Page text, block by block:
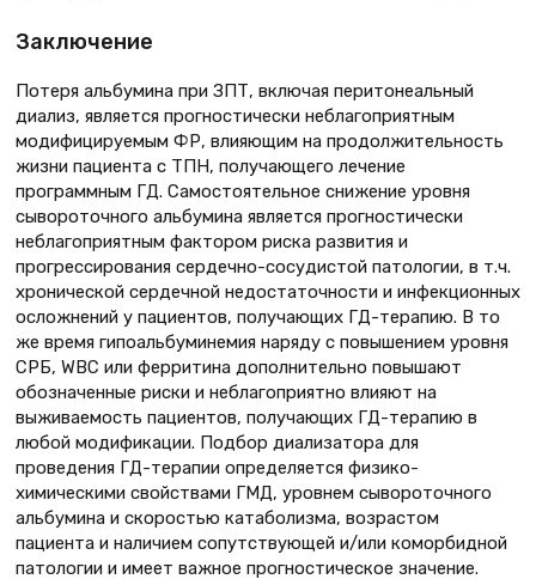
Заключение
Потеря альбумина при ЗПТ, включая перитонеальный
диализ, является прогностически неблагоприятным
модифицируемым ФР, влияющим на продолжительность
жизни пациента с ТПН, получающего лечение
программным ГД. Самостоятельное снижение уровня
сывороточного альбумина является прогностически
неблагоприятным фактором риска развития и
прогрессирования сердечно-сосудистой патологии, в т.ч.
хронической сердечной недостаточности и инфекционных
осложнений у пациентов, получающих ГД-терапию. В то
же время гипоальбуминемия наряду с повышением уровня
СРБ, WBC или ферритина дополнительно повышают
обозначенные риски и неблагоприятно влияют на
выживаемость пациентов, получающих ГД-терапию в
любой модификации. Подбор диализатора для
проведения ГД-терапии определяется физико-
химическими свойствами ГМД, уровнем сывороточного
альбумина и скоростью катаболизма, возрастом
пациента и наличием сопутствующей и/или коморбидной
патологии и имеет важное прогностическое значение.